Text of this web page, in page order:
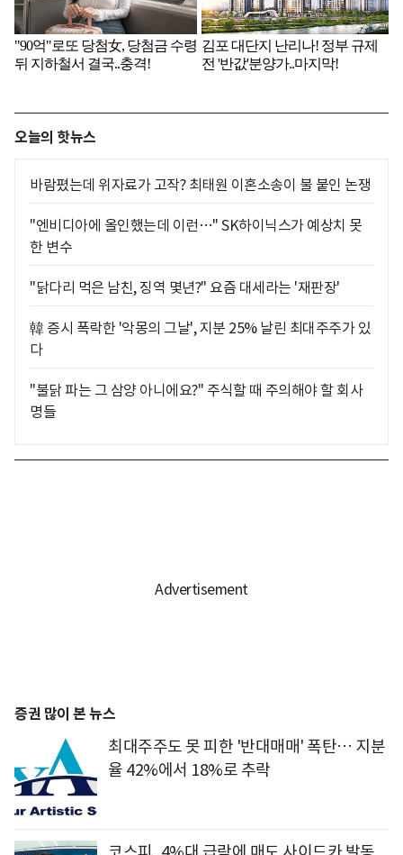
오늘의 핫뉴스
바람폈는데 위자료가 고작? 최태원 이혼소송이 불 붙인 논쟁
"엔비디아에 올인했는데 이런…" SK하이닉스가 예상치 못
한 변수
"닭다리 먹은 남친, 징역 몇년?" 요즘 대세라는 '재판장'
韓 증시 폭락한 '악몽의 그날', 지분 25% 날린 최대주주가 있
다
"불닭 파는 그 삼양 아니에요?" 주식할 때 주의해야 할 회사
명들
증권 많이 본 뉴스
최대주주도 못 피한 '반대매매' 폭탄… 지분
율 42%에서 18%로 추락